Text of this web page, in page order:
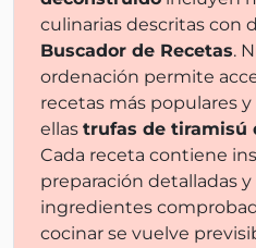
culinarias descritas con
Buscador de Recetas.
ordenación permite
recetas más populares
ellas trufas de tiramisú
Cada receta contiene
preparación detalladas
ingredientes
cocinar se vuelve